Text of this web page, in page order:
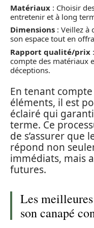
Matériaux : Choisir
entretenir et à long
Dimensions : Veillez à
son espace tout en
Rapport qualité/prix
compte des matériaux
déceptions.
En tenant
éléments, il est
éclairé qui
terme. Ce
de s’assurer que
répond non
immédiats, mais
futures.
Les
son canapé